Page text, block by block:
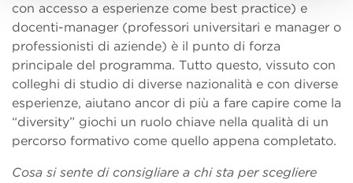
con accesso a esperienze come best practice) e
docenti-manager (professori universitari e manager o
professionisti di aziende) è il punto di forza
principale del programma. Tutto questo, vissuto con
colleghi di studio di diverse nazionalità e con diverse
esperienze, aiutano ancor di più a fare capire come la
“diversity” giochi un ruolo chiave nella qualità di un
percorso formativo come quello appena completato.
Cosa si sente di consigliare a chi sta per scegliere